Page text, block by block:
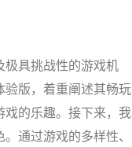
极具挑战性的游戏机
版，着重阐述其畅玩
的乐趣。接下来，我
通过游戏的多样性、